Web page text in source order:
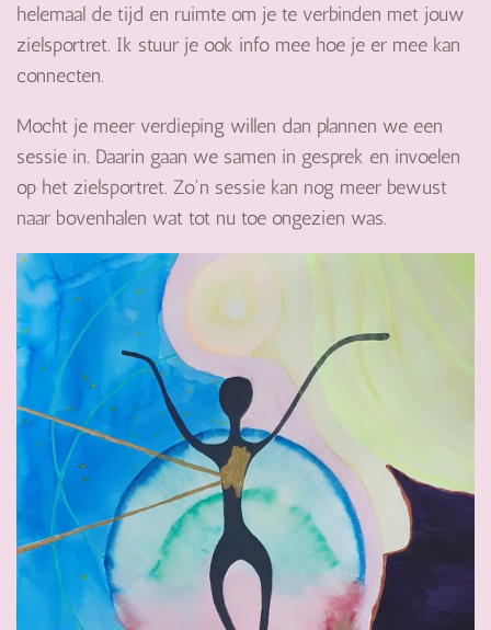
helemaal de tijd en ruimte om je te verbinden met jouw
zielsportret. Ik stuur je ook info mee hoe je er mee kan
connecten.
Mocht je meer verdieping willen dan plannen we een
sessie in. Daarin gaan we samen in gesprek en invoelen
op het zielsportret. Zo'n sessie kan nog meer bewust
naar bovenhalen wat tot nu toe ongezien was.